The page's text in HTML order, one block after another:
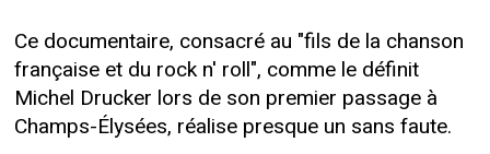
Ce documentaire, consacré au "fils de la chanson
française et du rock n' roll", comme le définit
Michel Drucker lors de son premier passage à
Champs-Élysées, réalise presque un sans faute.